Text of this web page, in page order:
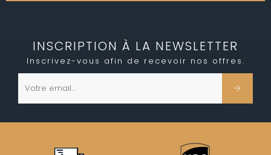
INSCRIPTION À LA NEWSLETTER
Inscrivez-vous afin de recevoir nos offres.